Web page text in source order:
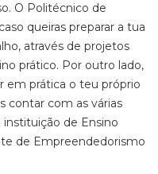
O Politécnico de
queiras preparar a tua
através de projetos
prático. Por outro lado,
em prática o teu próprio
contar com as várias
instituição de Ensino
de Empreendedorismo